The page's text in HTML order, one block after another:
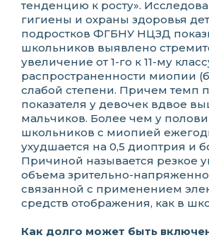
тенденцию к росту».
гигиены и охраны здоровья
подростков ФГБНУ НЦЗД
школьников выявлено
увеличение от 1-го к 11-му
распространенности миопии
слабой степени. Причем темп
показателя у девочек вдвое
мальчиков. Более чем у
школьников с миопией
ухудшается на 0,5 диоптрия и
Причиной называется резкое
объема зрительно-
связанной с применением
средств отображения, как в
Как долго может быть